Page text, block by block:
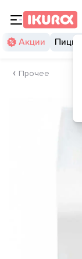
Акции Пицца
Прочее